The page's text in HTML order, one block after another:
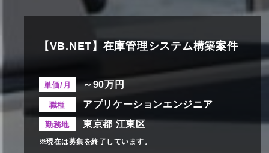
【VB.NET】在庫管理システム構築案件
単価/月 ～90万円
職種 アプリケーションエンジニア
勤務地 東京都 江東区
※現在は募集を終了しています。